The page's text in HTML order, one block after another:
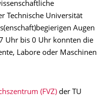
Technische Universität
Augen
Uhr bis 0 Uhr konnten die
Labore oder Maschinen
(FVZ) der TU